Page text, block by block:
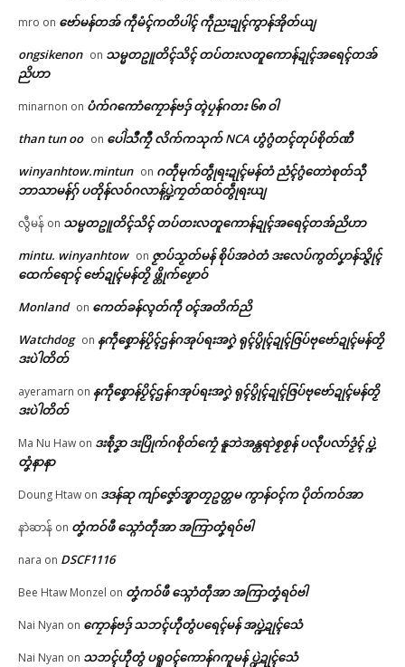
ဌာန်ပရိုၚ်ဗၠးၜးမန်
ရုဲစှ်
ပရိုၚ်လက္ကရဴအိုတ်
🏛 လညာတ်ပါ်ပဲါ
ညးဒါန်လိက်
ဗွဳဒဳယဵု
ကေတ်အဆက်
© ဌာန်ပရိုၚ်ဗၠးၜးမန်
Related
မှုလုပ်ငန်းစဉ်များ ရှင်းလင်း
ပြတ်သားမှုမရှိသဖြင့် ဒေသခံများ
August 7, 2026
In "ပရိုၚ်"
ကဵုသမ္မတတၟိဍုၚ်ဗၟာဂှ် မူအကာဲအ
ရာတၟေၚ်ရော (၂)
April 28, 2026
In "ပရိုၚ်"
သၟတ် (၄၀) တၠပြင် ဒးဒုင်ရပ်နူက္ၜ
က်ကဵုသြန်ရောင်ဂး
March 19, 2026
In "ပရိုၚ်"
mro on ဗော်မန်တအ် ကဵုမံၚ်ကတိပါၚ် ကဵုညးဍုၚ်ကွာန်အိုတ်ယျ
ongsikenon on သမ္မတဥူတိၚ်သိၚ် တပ်တးလတူကောန်ဍုၚ်အရေၚ်တအ်
ညိဟာ
minarnon on ပံက်ဂကောံကၠောန်ဗဒှ် တ္ၚဲပၠန်ဂတး ၆၈ ဝါ
than tun oo on ပေါဲသဳကၠဳ လိက်ကသုက် NCA ဟွံဂွံတၚ်တုပ်စိုတ်ဏီ
winyanhtow.mintun on ဂတဵုမုက်တွဵုရးဍုၚ်မန်တံ ညံၚ်ဂွံတောဲစုတ်သီု
ဘာသာမန်ဂှ် ပတိုန်လဝ်ဂလာန်ပ္ဍဲကၠတ်ထဝ်တွဵုရးယျ
လွီမန် on သမ္မတဥူတိၚ်သိၚ် တပ်တးလတူကောန်ဍုၚ်အရေၚ်တအ်ညိဟာ
mintu. winyanhtow on ဇၟာပ်သၟတ်မန် စိုပ်အဝဲတံ ဒးလေပ်ကွတ်ပၞာန်သ္ဇိုၚ်
ထေက်ရောၚ် ဗော်ဍုၚ်မန်တၟိ ဖ္တိုက်ဖၟောဝ်
Monland on ကေတ်ခန်လ္ၚတ်ကဵု ၀ၚ်အတိက်ညိ
Watchdog on နကဵုစၞောန်ပၟိၚ်ဌန်ဂအုပ်ရးအဂၞဲ ရုၚ်ပွိုၚ်ဍုၚ်ဇြပ်ဗုဗော်ဍုၚ်မန်တၟိ
ဒးပဲါတိတ်
ayeramarn on နကဵုစၞောန်ပၟိၚ်ဌန်ဂအုပ်ရးအဂၞဲ ရုၚ်ပွိုၚ်ဍုၚ်ဇြပ်ဗုဗော်ဍုၚ်မန်တၟိ
ဒးပဲါတိတ်
Ma Nu Haw on ဒးစဵုဒၞာ ဒးပြိုက်ဂစိုတ်ကၠေံ နူဘဲအန္တရာဲစၟစၟန် ပလီုပလာ်ဒၟံၚ် ပ္ဍဲ
တၞံနာနာ
Doung Htaw on ဒဒန်ဆု ကျာ်ဇၞော်အ္စာတၠဥတ္တမ ကွာန်ဝၚ်က ပိုတ်ကဝ်အာ
နာဲဆာန် on တၞံကဝ်ဖီ သ္ဂောံတဵုအာ အကြာတၞံရဝ်ဗါ
nara on DSCF1116
Bee Htaw Monzel on တၞံကဝ်ဖီ သ္ဂောံတဵုအာ အကြာတၞံရဝ်ဗါ
Nai Nyan on ကၠောန်ဗဒှ် သဘၚ်ဟီုတွံပရေၚ်မန် အပ္ဍဲဍုၚ်သေံ
Nai Nyan on သဘၚ်ဟီုတွံ ပရူဝၚ်ကောန်ဂကူမန် ပ္ဍဲဍုၚ်သေံ